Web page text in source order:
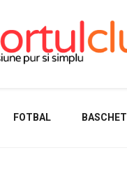
FOTBAL BASCHET